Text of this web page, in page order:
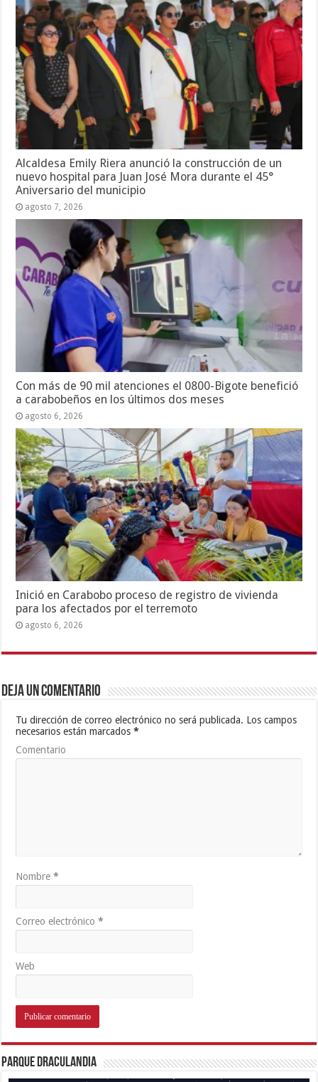
Alcaldesa Emily Riera anunció la construcción de un
nuevo hospital para Juan José Mora durante el 45°
Aniversario del municipio
agosto 7, 2026
Con más de 90 mil atenciones el 0800-Bigote benefició
a carabobeños en los últimos dos meses
agosto 6, 2026
Inició en Carabobo proceso de registro de vivienda
para los afectados por el terremoto
agosto 6, 2026
Deja un comentario
Tu dirección de correo electrónico no será publicada. Los campos
necesarios están marcados*
Comentario
Nombre*
Correo electrónico*
Web
Parque Draculandia